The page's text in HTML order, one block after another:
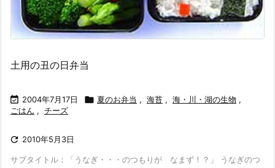
土用の丑の日弁当
 2004年7月17日  夏のお弁当 , 海苔 , 海・川・湖の生物 ,
ごはん , チーズ
 2010年5月3日
サブタイトル：「うなぎ・・・のつもりが なまず！？」 うなぎのつ